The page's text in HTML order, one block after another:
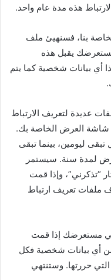
هذه مدة عام واحد.
بنا، فسنهيئ ملف
يقبل هذه
أي بيانات شخصية كما يتم
عديدة لتعريف الارتباط
العرض الخاصة بك.
ليومين، بينما تبقى
لمدة سنة. سيستمر
“تذكرني”، وإذا قمت
تعريف ارتباط
مستعرضك إذا قمت
أي بيانات شخصية فكل
حررتها. وستنتهي